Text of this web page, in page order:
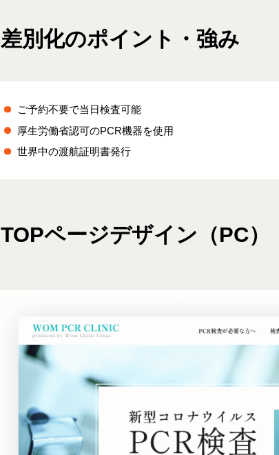
差別化のポイント・強み
ご予約不要で当日検査可能
厚生労働省認可のPCR機器を使用
世界中の渡航証明書発行
TOPページデザイン（PC）